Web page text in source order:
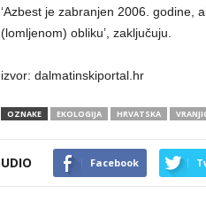
‘Azbest je zabranjen 2006. godine,
(lomljenom) obliku’, zaključuju.
izvor: dalmatinskiportal.hr
OZNAKE EKOLOGIJA HRVATSKA
UDIO Facebook